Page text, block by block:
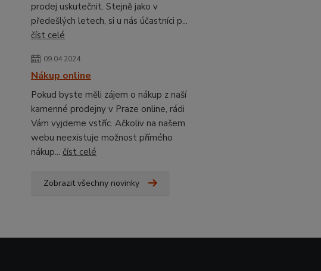
prodej uskutečnit. Stejně jako v
předešlých letech, si u nás účastníci p...
číst celé
09.04.2024
Nákup online
Pokud byste měli zájem o nákup z naší
kamenné prodejny v Praze online, rádi
Vám vyjdeme vstříc. Ačkoliv na našem
webu neexistuje možnost přímého
nákup... číst celé
Zobrazit všechny novinky